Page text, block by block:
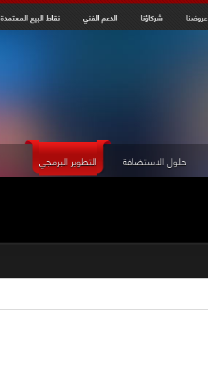
عروضنا شركاؤنا الدعم الفني نقاط البيع المعتمدة
حلول الاستضافة التطوير البرمجي